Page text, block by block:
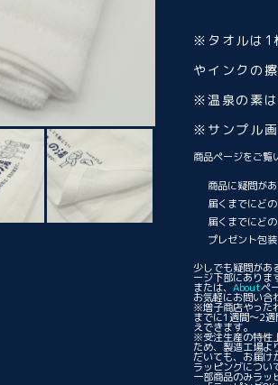
※タオルは1
やインクの
※温泉の素は
※サンプル画
商品ページをご覧
商品に疑問が
届くまでにど
届くまでにど
プレゼント包
少しでも疑問があ
ージ下部にありま
または、Aboutペ
お気軽にお問い合
※増子商店やった
までに1週間〜2
えできます。
※受注生産の特性
ため、製造工場よ
だいても、お届け
ラッピングについ
一部商品のみラッ